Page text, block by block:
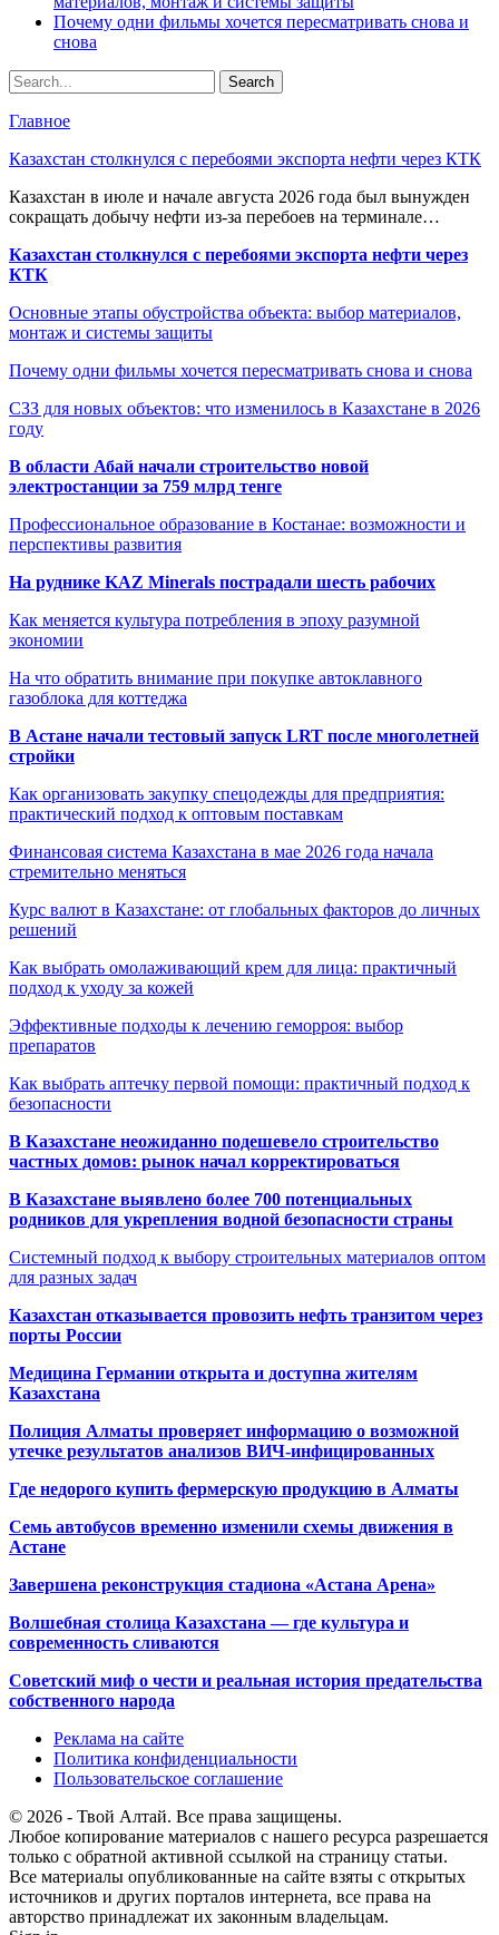
Почему одни фильмы хочется пересматривать снова и
снова
Главное
Казахстан столкнулся с перебоями экспорта нефти через КТК
Казахстан в июле и начале августа 2026 года был вынужден
сокращать добычу нефти из-за перебоев на терминале…
Казахстан столкнулся с перебоями экспорта нефти через
КТК
Основные этапы обустройства объекта: выбор материалов,
монтаж и системы защиты
Почему одни фильмы хочется пересматривать снова и снова
СЗЗ для новых объектов: что изменилось в Казахстане в 2026
году
В области Абай начали строительство новой
электростанции за 759 млрд тенге
Профессиональное образование в Костанае: возможности и
перспективы развития
На руднике KAZ Minerals пострадали шесть рабочих
Как меняется культура потребления в эпоху разумной
экономии
На что обратить внимание при покупке автоклавного
газоблока для коттеджа
В Астане начали тестовый запуск LRT после многолетней
стройки
Как организовать закупку спецодежды для предприятия:
практический подход к оптовым поставкам
Финансовая система Казахстана в мае 2026 года начала
стремительно меняться
Курс валют в Казахстане: от глобальных факторов до личных
решений
Как выбрать омолаживающий крем для лица: практичный
подход к уходу за кожей
Эффективные подходы к лечению геморроя: выбор
препаратов
Как выбрать аптечку первой помощи: практичный подход к
безопасности
В Казахстане неожиданно подешевело строительство
частных домов: рынок начал корректироваться
В Казахстане выявлено более 700 потенциальных
родников для укрепления водной безопасности страны
Системный подход к выбору строительных материалов оптом
для разных задач
Казахстан отказывается провозить нефть транзитом через
порты России
Медицина Германии открыта и доступна жителям
Казахстана
Полиция Алматы проверяет информацию о возможной
утечке результатов анализов ВИЧ-инфицированных
Где недорого купить фермерскую продукцию в Алматы
Семь автобусов временно изменили схемы движения в
Астане
Завершена реконструкция стадиона «Астана Арена»
Волшебная столица Казахстана — где культура и
современность сливаются
Советский миф о чести и реальная история предательства
собственного народа
Реклама на сайте
Политика конфиденциальности
Пользовательское соглашение
© 2026 - Твой Алтай. Все права защищены.
Любое копирование материалов с нашего ресурса разрешается
только с обратной активной ссылкой на страницу статьи.
Все материалы опубликованные на сайте взяты с открытых
источников и других порталов интернета, все права на
авторство принадлежат их законным владельцам.